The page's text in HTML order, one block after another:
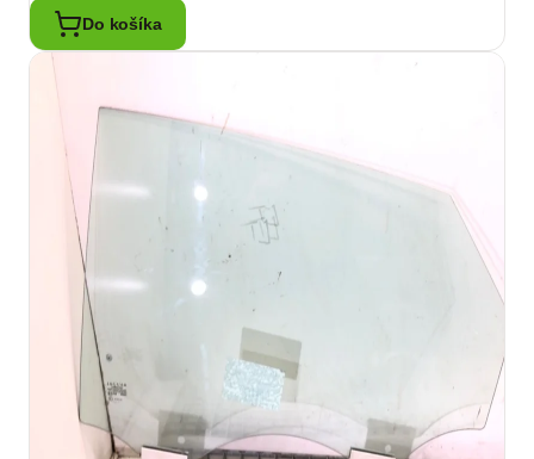
Do košíka